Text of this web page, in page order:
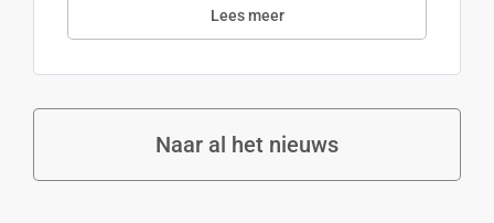
Lees meer
Naar al het nieuws